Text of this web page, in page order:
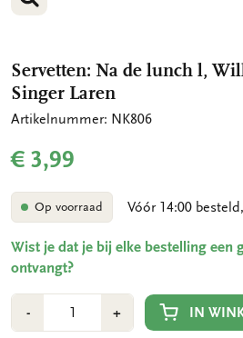
VERGROOT AFBEELDING
Servetten: Na de lunch l,
Singer Laren
Artikelnummer: NK806
€ 3,99
Op voorraad Vóór 14:00
Wist je dat je bij elke bestelling een
ontvangt?
-Min
1
+Plus
1
IN